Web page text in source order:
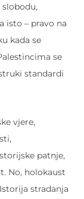
slobodu,
isto – pravo na
kada se
se
standardi
vjere,
patnje,
No, holokaust
stradanja